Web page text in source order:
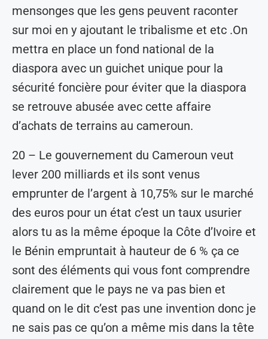
mensonges que les gens peuvent raconter
sur moi en y ajoutant le tribalisme et etc .On
mettra en place un fond national de la
diaspora avec un guichet unique pour la
sécurité foncière pour éviter que la diaspora
se retrouve abusée avec cette affaire
d’achats de terrains au cameroun.
20 – Le gouvernement du Cameroun veut
lever 200 milliards et ils sont venus
emprunter de l’argent à 10,75% sur le marché
des euros pour un état c’est un taux usurier
alors tu as la même époque la Côte d’Ivoire et
le Bénin empruntait à hauteur de 6 % ça ce
sont des éléments qui vous font comprendre
clairement que le pays ne va pas bien et
quand on le dit c’est pas une invention donc je
ne sais pas ce qu’on a même mis dans la tête